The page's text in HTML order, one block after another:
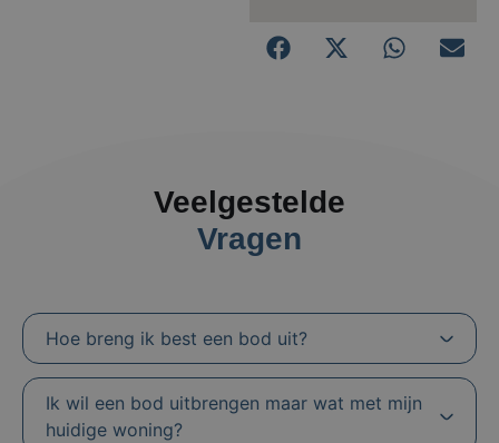
Veelgestelde
Vragen
Hoe breng ik best een bod uit?
Ik wil een bod uitbrengen maar wat met mijn
huidige woning?